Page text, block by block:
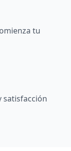
tu
satisfacción